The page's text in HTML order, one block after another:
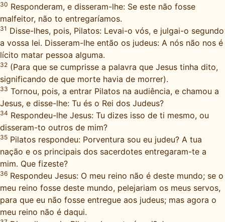
30 Responderam, e disseram-lhe: Se este não fosse
malfeitor, não to entregaríamos.
31 Disse-lhes, pois, Pilatos: Levai-o vós, e julgai-o segundo
a vossa lei. Disseram-lhe então os judeus: A nós não nos é
lícito matar pessoa alguma.
32 (Para que se cumprisse a palavra que Jesus tinha dito,
significando de que morte havia de morrer).
33 Tornou, pois, a entrar Pilatos na audiência, e chamou a
Jesus, e disse-lhe: Tu és o Rei dos Judeus?
34 Respondeu-lhe Jesus: Tu dizes isso de ti mesmo, ou
disseram-to outros de mim?
35 Pilatos respondeu: Porventura sou eu judeu? A tua
nação e os principais dos sacerdotes entregaram-te a
mim. Que fizeste?
36 Respondeu Jesus: O meu reino não é deste mundo; se o
meu reino fosse deste mundo, pelejariam os meus servos,
para que eu não fosse entregue aos judeus; mas agora o
meu reino não é daqui.